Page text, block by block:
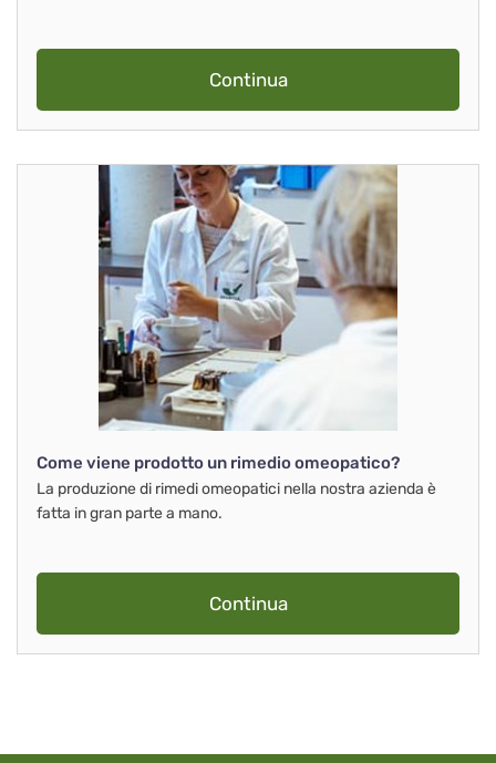
Continua
Come viene prodotto un rimedio omeopatico?
La produzione di rimedi omeopatici nella nostra azienda è
fatta in gran parte a mano.
Continua